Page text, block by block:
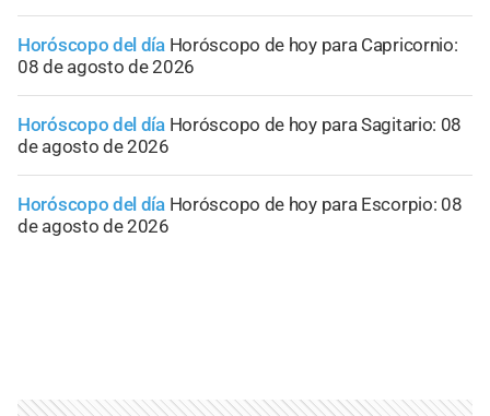
Horóscopo del día Horóscopo de hoy para Capricornio:
08 de agosto de 2026
Horóscopo del día Horóscopo de hoy para Sagitario: 08
de agosto de 2026
Horóscopo del día Horóscopo de hoy para Escorpio: 08
de agosto de 2026